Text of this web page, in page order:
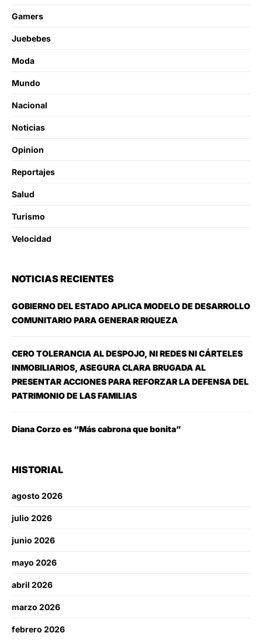
Gamers
Juebebes
Moda
Mundo
Nacional
Noticias
Opinion
Reportajes
Salud
Turismo
Velocidad
NOTICIAS RECIENTES
GOBIERNO DEL ESTADO APLICA MODELO DE DESARROLLO
COMUNITARIO PARA GENERAR RIQUEZA
CERO TOLERANCIA AL DESPOJO, NI REDES NI CÁRTELES
INMOBILIARIOS, ASEGURA CLARA BRUGADA AL
PRESENTAR ACCIONES PARA REFORZAR LA DEFENSA DEL
PATRIMONIO DE LAS FAMILIAS
Diana Corzo es “Más cabrona que bonita”
HISTORIAL
agosto 2026
julio 2026
junio 2026
mayo 2026
abril 2026
marzo 2026
febrero 2026